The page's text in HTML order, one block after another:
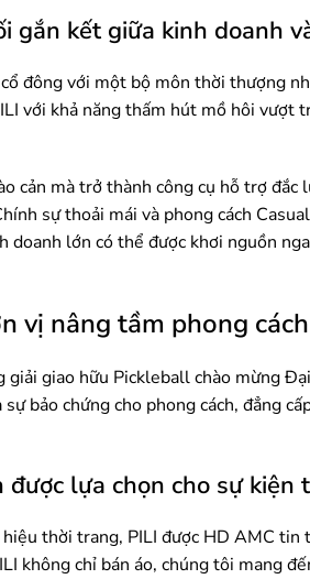
gắn kết giữa kinh doanh
đông với một bộ môn thời thượng
với khả năng thấm hút mồ hôi vượt
cản mà trở thành công cụ hỗ trợ
sự thoải mái và phong cách
doanh lớn có thể được khơi nguồn
vị nâng tầm phong
giải giao hữu Pickleball chào mừng
bảo chứng cho phong cách, đẳng
được lựa chọn cho sự kiện
thời trang, PILI được HD AMC
không chỉ bán áo, chúng tôi mang